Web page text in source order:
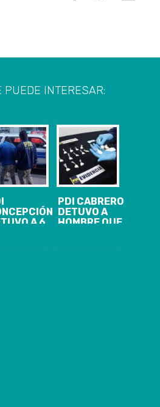
PUEDE INTERESAR:
A 6
PDI CABRERO
DETUVO A
HOMBRE QUE